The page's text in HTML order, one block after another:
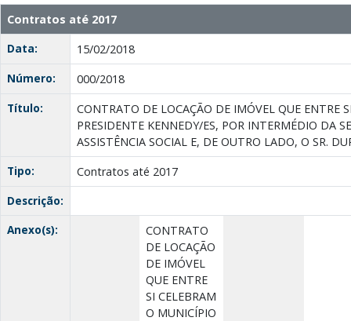
Contratos até 2017
Data:
15/02/2018
Número:
000/2018
Título:
CONTRATO DE LOCAÇÃO DE IMÓVEL QUE ENTRE
PRESIDENTE KENNEDY/ES, POR INTERMÉDIO DA
ASSISTÊNCIA SOCIAL E, DE OUTRO LADO, O SR.
Tipo:
Contratos até 2017
Descrição:
Anexo(s):
CONTRATO
DE LOCAÇÃO
DE IMÓVEL
QUE ENTRE
SI CELEBRAM
O MUNICÍPIO